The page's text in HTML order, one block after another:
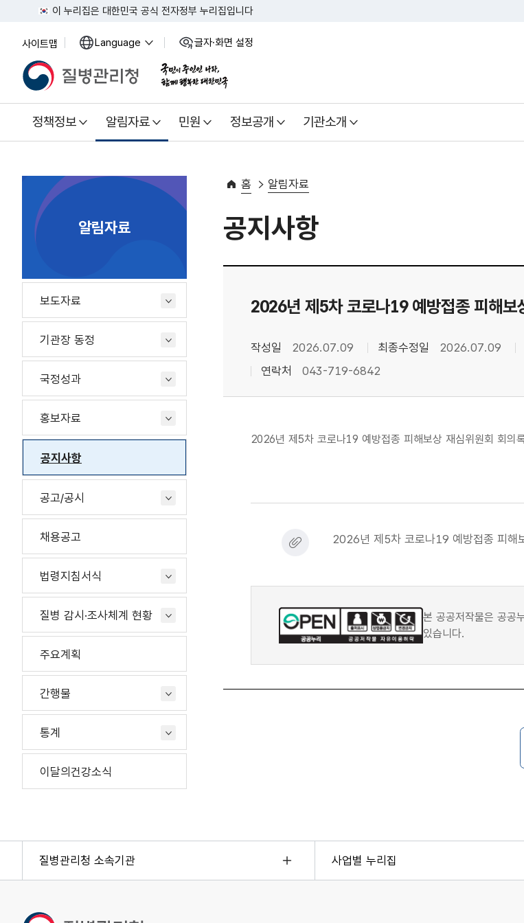
이 누리집은 대한민국 공식 전자정부 누리집입니다
사이트맵 Language 열
글자·화면 설정
정책정보 알림자료 민원 정보공개 기관소개
알림자료
보도자료
기관장 동정
국정성과
홍보자료
공지사항
공고/공시
채용공고
법령지침서식
질병 감시·조사체계 현황
주요계획
간행물
통계
이달의건강소식
홈 알림자료
공지사항
2026년 제5차 코로나19 예방접종 피해보
작성일 2026.07.09 최종수정일 2026.07.09
연락처
043-719-6842
2026년 제5차 코로나19 예방접종 피해보상 재심위원회 회의
2026년 제5차 코로나19 예방접종 피해
본 공공저작물은 공공
있습니다.
질병관리청 소속기관 사업별 누리집